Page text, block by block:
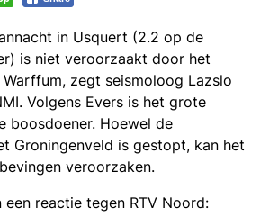
in Usquert (2.2 op de
is niet veroorzaakt door het
zegt seismoloog Lazslo
Volgens Evers is het grote
boosdoener. Hoewel de
Groningenveld is gestopt, kan het
veroorzaken.
reactie tegen RTV Noord: